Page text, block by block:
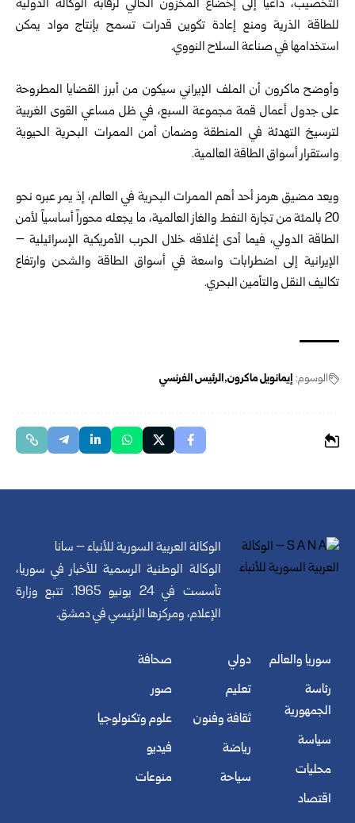
التخصيب، داعياً إلى إخضاع المخزون الحالي لرقابة الوكالة الدولية
للطاقة الذرية ومنع إعادة تكوين قدرات تسمح بإنتاج مواد يمكن
استخدامها في صناعة السلاح النووي.
وأوضح ماكرون أن الملف الإيراني سيكون من أبرز القضايا المطروحة
على جدول أعمال قمة مجموعة السبع، في ظل مساعي القوى الغربية
لترسيخ التهدئة في المنطقة وضمان أمن الممرات البحرية الحيوية
واستقرار أسواق الطاقة العالمية.
ويعد مضيق هرمز أحد أهم الممرات البحرية في العالم، إذ يمر عبره نحو
20 بالمئة من تجارة النفط والغاز العالمية، ما يجعله محوراً أساسياً لأمن
الطاقة الدولي، فيما أدى إغلاقه خلال الحرب الأمريكية الإسرائيلية –
الإيرانية إلى اضطرابات واسعة في أسواق الطاقة والشحن وارتفاع
تكاليف النقل والتأمين البحري.
الوسوم: إيمانويل ماكرون الرئيس الفرنسي
الوكالة العربية السورية للأنباء – سانا
الوكالة الوطنية الرسمية للأخبار في سوريا،
تأسست في 24 يونيو 1965. تتبع وزارة
الإعلام، ومركزها الرئيسي في دمشق.
سوريا والعالم
رئاسة
الجمهورية
سياسة
محليات
اقتصاد
دولي
تعليم
ثقافة وفنون
رياضة
سياحة
صحافة
صور
علوم وتكنولوجيا
فيديو
منوعات